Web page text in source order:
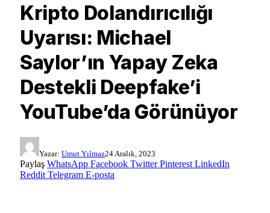
Kripto Dolandırıcılığı
Uyarısı: Michael
Saylor’ın Yapay Zeka
Destekli Deepfake’i
YouTube’da Görünüyor
Yazar: Umut Yılmaz24 Aralık, 2023
Paylaş WhatsApp Facebook Twitter Pinterest LinkedIn
Reddit Telegram E-posta